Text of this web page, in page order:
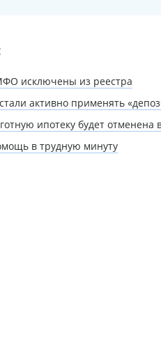
исключены из реестра
активно применять
ипотеку будет отменена
в трудную минуту